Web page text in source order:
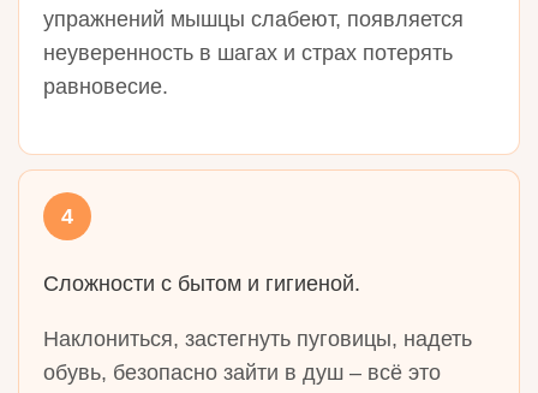
упражнений мышцы слабеют, появляется
неуверенность в шагах и страх потерять
равновесие.
4
Сложности с бытом и гигиеной.
Наклониться, застегнуть пуговицы, надеть
обувь, безопасно зайти в душ – всё это